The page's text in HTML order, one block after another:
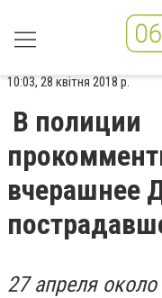
10:03, 28 квітня 2018 р.
В полиции
вчерашнее
27 апреля